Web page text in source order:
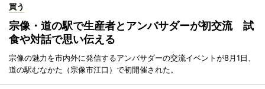
買う
宗像・道の駅で生産者とアンバサダーが初交流 試
食や対話で思い伝える
宗像の魅力を市内外に発信するアンバサダーの交流イベントが8月1日、
道の駅むなかた（宗像市江口）で初開催された。